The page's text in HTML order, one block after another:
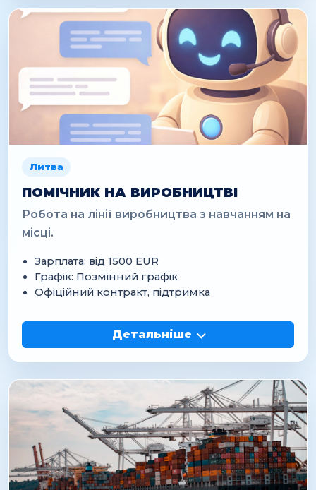
Литва
ПОМІЧНИК НА ВИРОБНИЦТВІ
Робота на лінії виробництва з навчанням на
місці.
Зарплата: від 1500 EUR
Графік: Позмінний графік
Офіційний контракт, підтримка
Детальніше